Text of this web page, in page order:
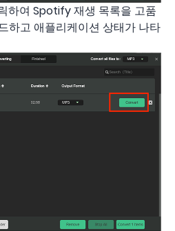
하여 Spotify 재생 목록을 고품
하고 애플리케이션 상태가 나타